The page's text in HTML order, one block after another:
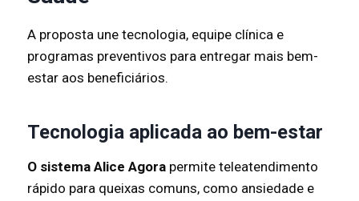
A proposta une tecnologia, equipe clínica e
programas preventivos para entregar mais bem-
estar aos beneficiários.
Tecnologia aplicada ao bem-estar
O sistema Alice Agora permite teleatendimento
rápido para queixas comuns, como ansiedade e